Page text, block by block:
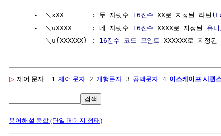
     -  ＼xXX       : 두 자릿수
16진수 XX로 지정된 라틴(
     -  ＼uXXXX     : 네 자릿수
16진수 XXXX로 지정된 유
     -  ＼u{XXXXXX} :
16진수 코드 포인트 XXXXXX로 지정된
▷ 제어 문자 1. 제어 문자 2. 개행문자 3. 공백문자 4. 이스케이프 시퀀
검색
용어해설 종합 (단일 페이지 형태)